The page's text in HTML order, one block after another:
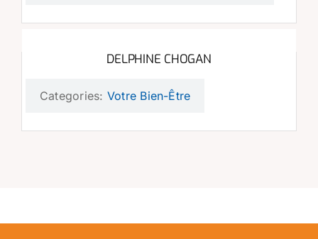
DELPHINE CHOGAN
Categories: Votre Bien-Être